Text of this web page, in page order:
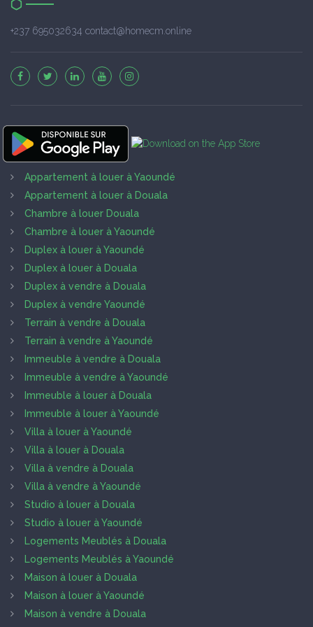
+237 695032634 contact@homecm.online
Appartement à louer à Yaoundé
Appartement à louer à Douala
Chambre à louer Douala
Chambre à louer à Yaoundé
Duplex à louer à Yaoundé
Duplex à louer à Douala
Duplex à vendre à Douala
Duplex à vendre Yaoundé
Terrain à vendre à Douala
Terrain à vendre à Yaoundé
Immeuble à vendre à Douala
Immeuble à vendre à Yaoundé
Immeuble à louer à Douala
Immeuble à louer à Yaoundé
Villa à louer à Yaoundé
Villa à louer à Douala
Villa à vendre à Douala
Villa à vendre à Yaoundé
Studio à louer à Douala
Studio à louer à Yaoundé
Logements Meublés à Douala
Logements Meublés à Yaoundé
Maison à louer à Douala
Maison à louer à Yaoundé
Maison à vendre à Douala